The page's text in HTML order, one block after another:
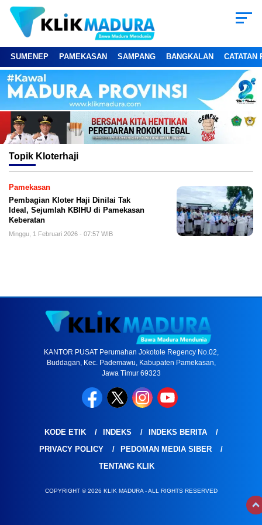
SUMENEP PAMEKASAN SAMPANG BANGKALAN CATATAN
Topik Kloterhaji
Pamekasan
Pembagian Kloter Haji Dinilai Tak
Ideal, Sejumlah KBIHU di Pamekasan
Keberatan
Minggu, 1 Februari 2026 - 07:57 WIB
KANTOR PUSAT Perumahan Jokotole Regency No.02,
Buddagan, Kec. Pademawu, Kabupaten Pamekasan,
Jawa Timur 69323
KODE ETIK INDEKS
INDEKS BERITA
PRIVACY POLICY
PEDOMAN MEDIA SIBER
TENTANG KLIK
COPYRIGHT © 2026 KLIK MADURA - ALL RIGHTS RESERVED